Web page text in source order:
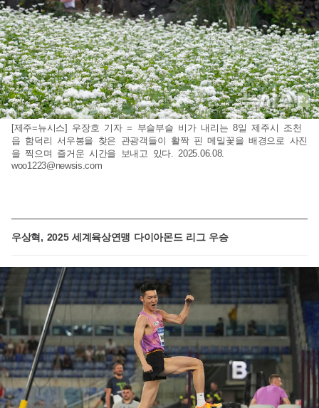
[제주=뉴시스] 우장호 기자 = 부슬부슬 비가 내리는 8일 제주시 조천
읍 함덕리 서우봉을 찾은 관광객들이 활짝 핀 메밀꽃을 배경으로 사진
을 찍으며 즐거운 시간을 보내고 있다. 2025.06.08.
woo1223@newsis.com
우상혁, 2025 세계육상연맹 다이아몬드 리그 우승